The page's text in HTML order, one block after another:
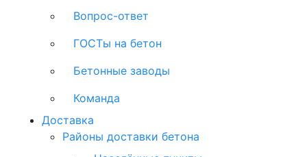
Вопрос-ответ
ГОСТы на бетон
Бетонные заводы
Команда
Доставка
Районы доставки бетона